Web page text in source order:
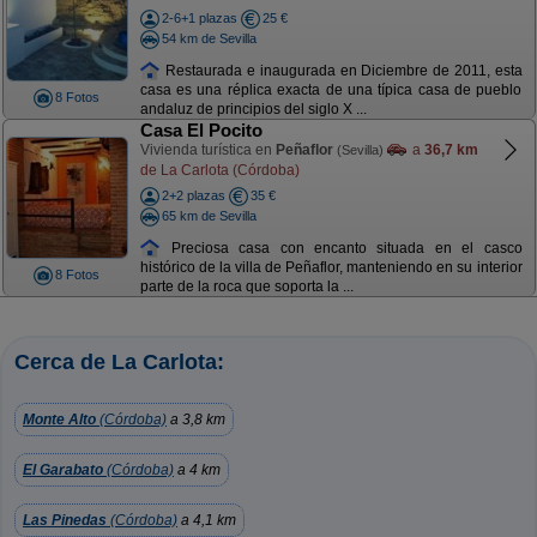
8 Fotos
2-6+1 plazas
25 €
54 km de Sevilla
Restaurada e inaugurada en Diciembre de 2011, esta
casa es una réplica exacta de una típica casa de pueblo
andaluz de principios del siglo X ...
8 Fotos
Casa El Pocito
Vivienda turística en Peñaflor (Sevilla) a 36,7 km
de La Carlota (Córdoba)
2+2 plazas
35 €
65 km de Sevilla
Preciosa casa con encanto situada en el casco
histórico de la villa de Peñaflor, manteniendo en su interior
parte de la roca que soporta la ...
Cerca de La Carlota:
Monte Alto (Córdoba) a 3,8 km
El Garabato (Córdoba) a 4 km
Las Pinedas (Córdoba) a 4,1 km